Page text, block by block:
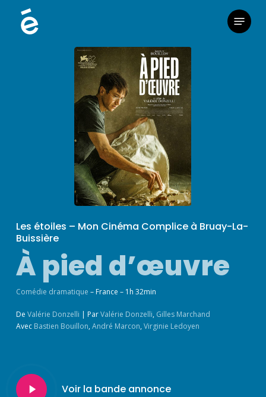
Menu
Les étoiles – Mon Cinéma Complice à Bruay-La-
Buissière
À pied d’œuvre
Comédie dramatique – France – 1h 32min
De Valérie Donzelli | ParValérie Donzelli, Gilles Marchand
Avec Bastien Bouillon,André Marcon,Virginie Ledoyen
Play
Video
Voir la bande annonce